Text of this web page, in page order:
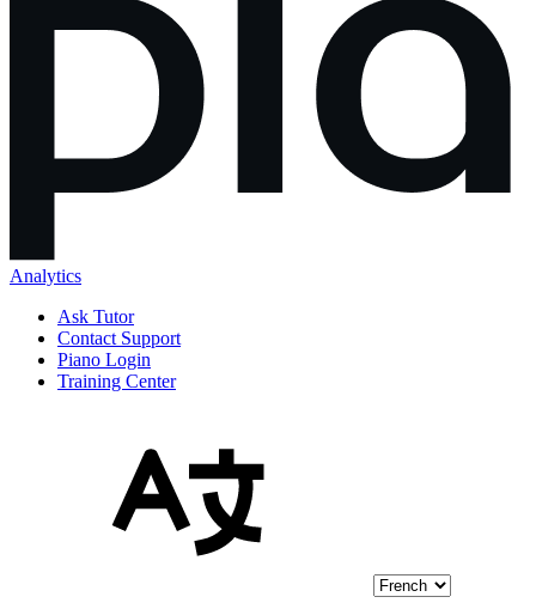
Analytics
Ask Tutor
Contact Support
Piano Login
Training Center